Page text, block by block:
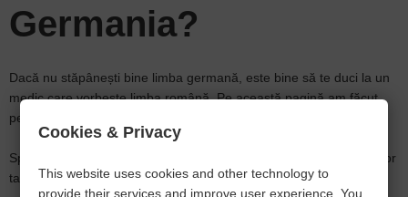
Germania?
Dacă nu stăpânești bine limba germană, este bine să te duci la un
medic care vorbește limba română. Pe această pagină am făcut
pentru voi o listă cu
Sper să găsești aici un
care să corespundă criteriilor
tale.
Cookies & Privacy
This website uses cookies and other technology to
provide their services and improve user experience. You